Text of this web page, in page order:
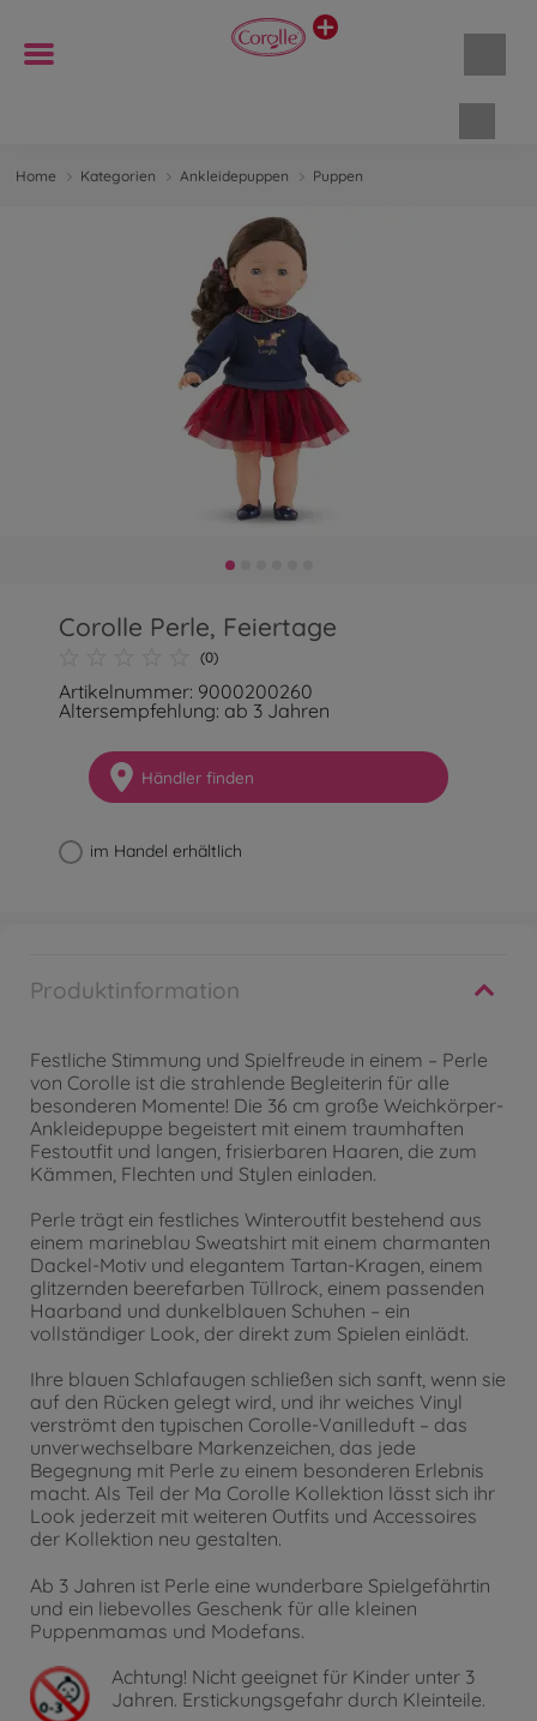
Home Kategorien Ankleidepuppen Puppen
Corolle Perle, Feiertage
(0)
Artikelnummer: 9000200260
Altersempfehlung: ab 3 Jahren
Händler finden
im Handel erhältlich
Produktinformation
Festliche Stimmung und Spielfreude in einem – Perle
von Corolle ist die strahlende Begleiterin für alle
besonderen Momente! Die 36 cm große Weichkörper-
Ankleidepuppe begeistert mit einem traumhaften
Festoutfit und langen, frisierbaren Haaren, die zum
Kämmen, Flechten und Stylen einladen.
Perle trägt ein festliches Winteroutfit bestehend aus
einem marineblau Sweatshirt mit einem charmanten
Dackel-Motiv und elegantem Tartan-Kragen, einem
glitzernden beerefarben Tüllrock, einem passenden
Haarband und dunkelblauen Schuhen – ein
vollständiger Look, der direkt zum Spielen einlädt.
Ihre blauen Schlafaugen schließen sich sanft, wenn sie
auf den Rücken gelegt wird, und ihr weiches Vinyl
verströmt den typischen Corolle-Vanilleduft – das
unverwechselbare Markenzeichen, das jede
Begegnung mit Perle zu einem besonderen Erlebnis
macht. Als Teil der Ma Corolle Kollektion lässt sich ihr
Look jederzeit mit weiteren Outfits und Accessoires
der Kollektion neu gestalten.
Ab 3 Jahren ist Perle eine wunderbare Spielgefährtin
und ein liebevolles Geschenk für alle kleinen
Puppenmamas und Modefans.
Achtung! Nicht geeignet für Kinder unter 3
Jahren. Erstickungsgefahr durch Kleinteile.